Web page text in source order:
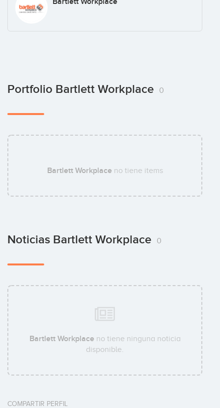
Portfolio Bartlett Workplace 0
Bartlett Workplaceno tiene items
Noticias Bartlett Workplace 0
Bartlett Workplaceno tiene ninguna noticia
disponible.
COMPARTIR PERFIL